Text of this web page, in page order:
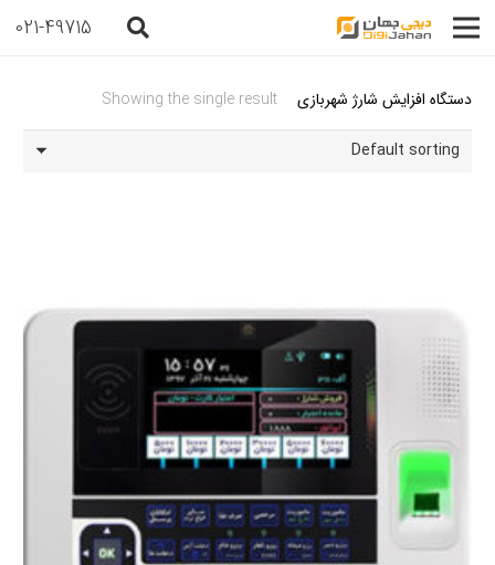
021-49715
دستگاه افزایش شارژ شهربازی Showing the single result